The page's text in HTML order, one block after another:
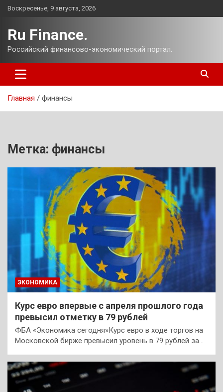
Перейти
Воскресенье, 9 августа, 2026
Ru Finance.
Российский финансово-экономический портал.
Главная финансы
Метка: финансы
ЭКОНОМИКА
Курс евро впервые с апреля прошлого года
превысил отметку в 79 рублей
ФБА «Экономика сегодня»Курс евро в ходе торгов на
Московской бирже превысил уровень в 79 рублей за…